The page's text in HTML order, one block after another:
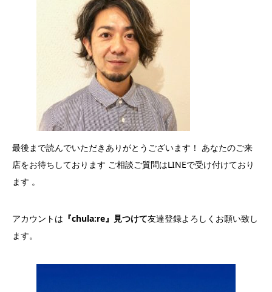
最後まで読んでいただきありがとうございます！ あなたのご来
店をお待ちしております ご相談ご質問はLINEで受け付けており
ます 。
アカウントは 『chula:re』見つけて友達登録よろしくお願い致し
ます。